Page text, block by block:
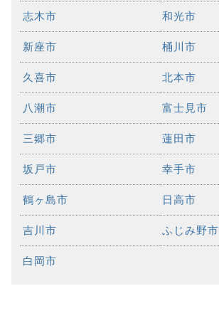
志木市 和光市
新座市 桶川市
久喜市 北本市
八潮市 富士見市
三郷市 蓮田市
坂戸市 幸手市
鶴ヶ島市 日高市
吉川市 ふじみ野市
白岡市